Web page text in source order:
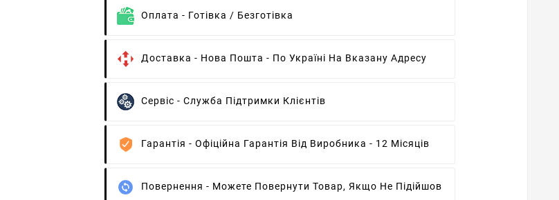
Оплата - Готівка / Безготівка
Доставка - Нова Пошта - По Україні На Вказану Адресу
Сервіс - Служба Підтримки Клієнтів
Гарантія - Офіційна Гарантія Від Виробника - 12 Місяців
Повернення - Можете Повернути Товар, Якщо Не Підійшов